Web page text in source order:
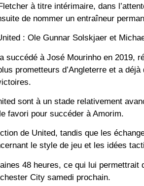
à titre intérimaire, dans
de nommer un entraîneur
: Ole Gunnar Solskjaer et
succédé à José Mourinho en 2019,
prometteurs d’Angleterre et a
sont à un stade relativement
favori pour succéder à Amorim.
de United, tandis que les
le style de jeu et les idées
48 heures, ce qui lui permettrait
City samedi prochain.